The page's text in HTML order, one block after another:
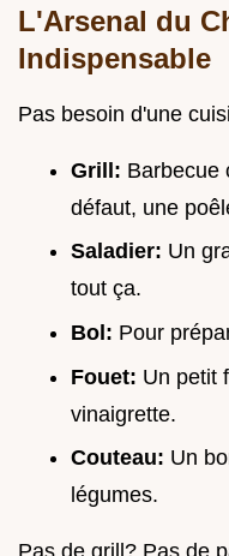
L'Arsenal du
Indispensable
Pas besoin d'une
Grill: Barbecue
défaut, une
Saladier: Un
tout ça.
Bol: Pour
Fouet: Un petit
vinaigrette.
Couteau: Un
légumes.